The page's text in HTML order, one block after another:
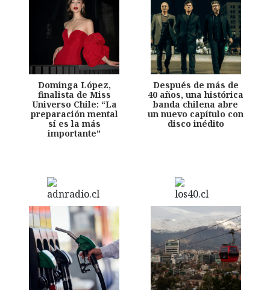
Dominga López,
finalista de Miss
Universo Chile: “La
preparación mental
sí es la más
importante”
Después de más de
40 años, una histórica
banda chilena abre
un nuevo capítulo con
disco inédito